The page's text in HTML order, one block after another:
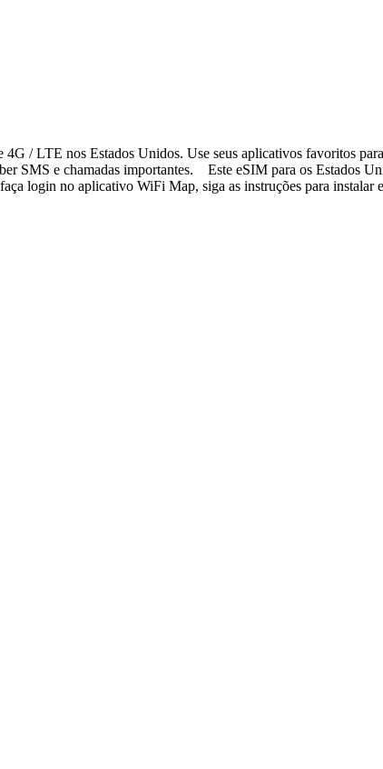
/ LTE nos Estados Unidos. Use seus aplicativos favoritos
SMS e chamadas importantes. Este eSIM para os Estados
login no aplicativo WiFi Map, siga as instruções para instalar